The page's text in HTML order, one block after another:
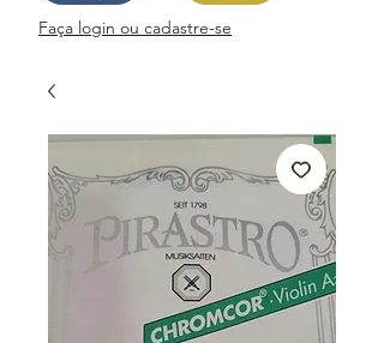
Faça login ou cadastre-se